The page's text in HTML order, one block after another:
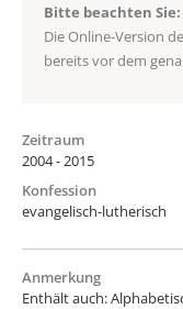
Bitte beachten Sie:
Die Online-Version
bereits vor dem
Zeitraum
2004 - 2015
Konfession
evangelisch-lutherisch
Anmerkung
Enthält auch: